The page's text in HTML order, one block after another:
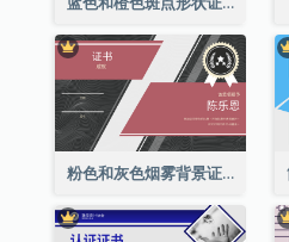
粉色和灰色烟雾背景证书